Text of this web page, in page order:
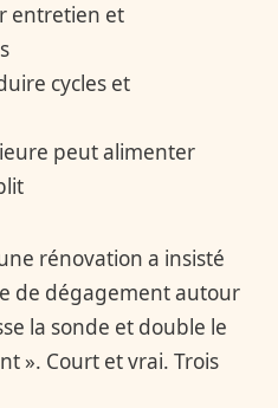
entretien et
cycles et
peut alimenter
rénovation a insisté
de dégagement autour
la sonde et double le
». Court et vrai. Trois